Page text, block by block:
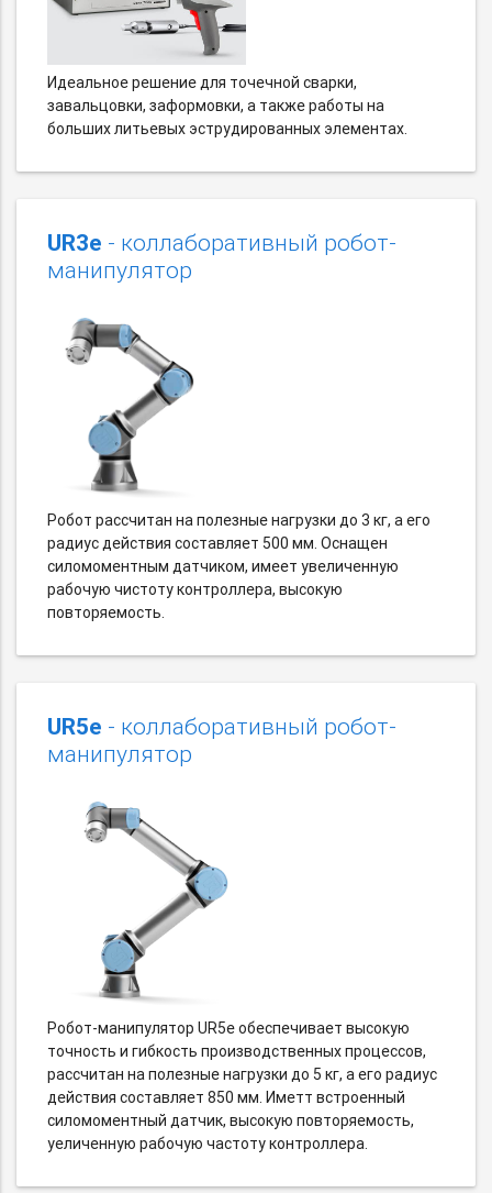
Идеальное решение для точечной сварки,
завальцовки, заформовки, а также работы на
больших литьевых эструдированных элементах.
UR3e - коллаборативный робот-
манипулятор
Робот рассчитан на полезные нагрузки до 3 кг, а его
радиус действия составляет 500 мм. Оснащен
силомоментным датчиком, имеет увеличенную
рабочую чистоту контроллера, высокую
повторяемость.
UR5e - коллаборативный робот-
манипулятор
Робот-манипулятор UR5e обеспечивает высокую
точность и гибкость производственных процессов,
рассчитан на полезные нагрузки до 5 кг, а его радиус
действия составляет 850 мм. Иметт встроенный
силомоментный датчик, высокую повторяемость,
уеличенную рабочую частоту контроллера.